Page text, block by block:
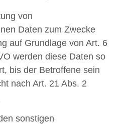
von
Daten zum Zwecke
auf Grundlage von Art. 6
werden diese Daten so
bis der Betroffene sein
nach Art. 21 Abs. 2
sonstigen